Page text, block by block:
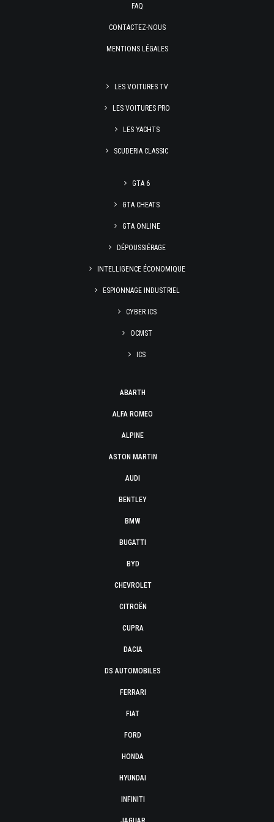
FAQ
CONTACTEZ-NOUS
MENTIONS LÉGALES
LES VOITURES TV
LES VOITURES PRO
LES YACHTS
SCUDERIA CLASSIC
GTA 6
GTA CHEATS
GTA ONLINE
DÉPOUSSIÉRAGE
INTELLIGENCE ÉCONOMIQUE
ESPIONNAGE INDUSTRIEL
CYBER ICS
OCMST
ICS
ABARTH
ALFA ROMEO
ALPINE
ASTON MARTIN
AUDI
BENTLEY
BMW
BUGATTI
BYD
CHEVROLET
CITROËN
CUPRA
DACIA
DS AUTOMOBILES
FERRARI
FIAT
FORD
HONDA
HYUNDAI
INFINITI